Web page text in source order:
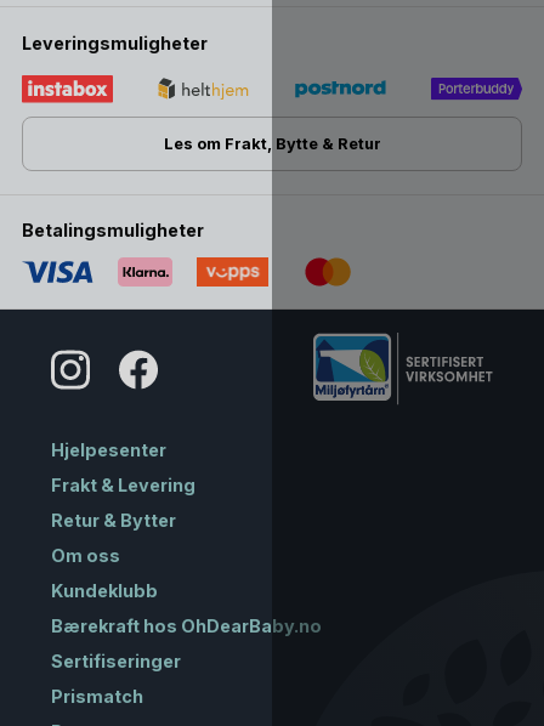
Leveringsmuligheter
Les om Frakt, Bytte & Retur
Betalingsmuligheter
Hjelpesenter
Frakt & Levering
Retur & Bytter
Om oss
Kundeklubb
Bærekraft hos OhDearBaby.no
Sertifiseringer
Prismatch